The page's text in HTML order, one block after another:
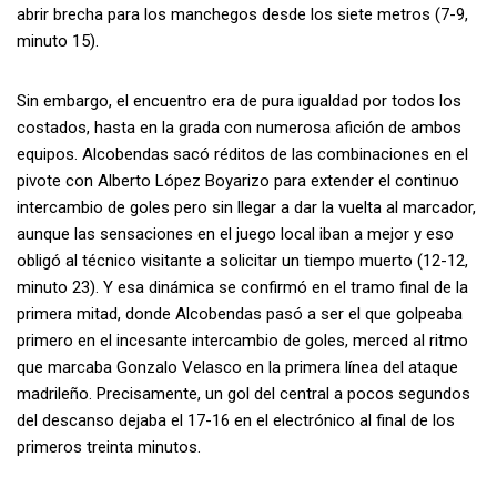
abrir brecha para los manchegos desde los siete metros (7-9,
minuto 15).
Sin embargo, el encuentro era de pura igualdad por todos los
costados, hasta en la grada con numerosa afición de ambos
equipos. Alcobendas sacó réditos de las combinaciones en el
pivote con Alberto López Boyarizo para extender el continuo
intercambio de goles pero sin llegar a dar la vuelta al marcador,
aunque las sensaciones en el juego local iban a mejor y eso
obligó al técnico visitante a solicitar un tiempo muerto (12-12,
minuto 23). Y esa dinámica se confirmó en el tramo final de la
primera mitad, donde Alcobendas pasó a ser el que golpeaba
primero en el incesante intercambio de goles, merced al ritmo
que marcaba Gonzalo Velasco en la primera línea del ataque
madrileño. Precisamente, un gol del central a pocos segundos
del descanso dejaba el 17-16 en el electrónico al final de los
primeros treinta minutos.